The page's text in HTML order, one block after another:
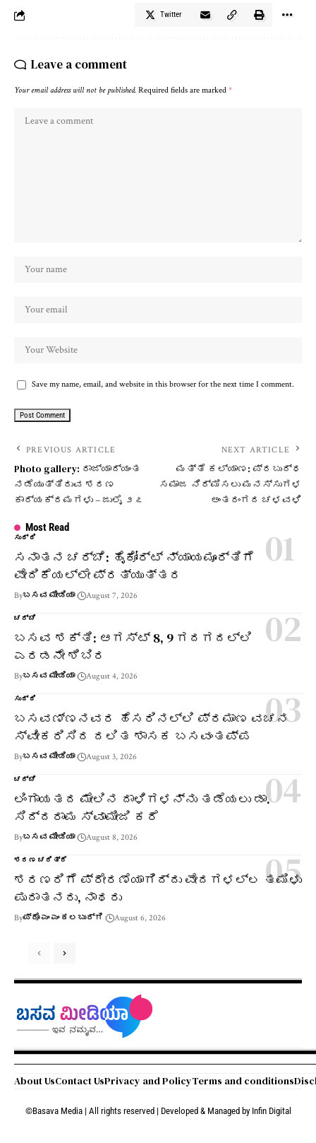
Twitter
Leave a comment
Your email address will not be published. Required fields are marked *
Save my name, email, and website in this browser for the next time I comment.
PREVIOUS ARTICLE
Photo gallery: ರಾಜ್ಯಾದ್ಯಂತ
ನಡೆಯುತ್ತಿರುವ ಶರಣ
ಕಾರ್ಯಕ್ರಮಗಳು – ಜುಲೈ ೨೭
NEXT ARTICLE
ಮತ್ತೆ ಕಲ್ಯಾಣ: ಪ್ರಬುದ್ಧ
ಸಮಾಜ ನಿರ್ಮಿಸಲು ಮನಸ್ಸುಗಳ
ಅಂತರಂಗದ ಚಳವಳಿ
Most Read
ಸುದ್ದಿ
ಸನಾತನ ಚರ್ಚೆ: ಹೈಕೋರ್ಟ್ ನ್ಯಾಯಮೂರ್ತಿಗೆ
ವೇದಿಕೆಯಲ್ಲೇ ಪ್ರತ್ಯುತ್ತರ
Byಬಸವ ಮೀಡಿಯಾ August 7, 2026
ಚರ್ಚೆ
ಬಸವ ಶಕ್ತಿ: ಆಗಸ್ಟ್ 8, 9 ಗದಗದಲ್ಲಿ
ಎರಡನೇ ಶಿಬಿರ
Byಬಸವ ಮೀಡಿಯಾ August 4, 2026
ಸುದ್ದಿ
ಬಸವಣ್ಣನವರ ಹೆಸರಿನಲ್ಲಿ ಪ್ರಮಾಣ ವಚನ
ಸ್ವೀಕರಿಸಿದ ದಲಿತ ಶಾಸಕ ಬಸವಂತಪ್ಪ
Byಬಸವ ಮೀಡಿಯಾ August 3, 2026
ಚರ್ಚೆ
ಲಿಂಗಾಯತದ ಮೇಲಿನ ದಾಳಿಗಳನ್ನು ತಡೆಯಲು ಡಾ.
ಸಿದ್ದರಾಮ ಸ್ವಾಮೀಜಿ ಕರೆ
Byಬಸವ ಮೀಡಿಯಾ August 8, 2026
ಶರಣ ಚರಿತ್ರೆ
ಶರಣರಿಗೆ ಪ್ರೇರಣೆಯಾಗಿದ್ದು ವೇದಗಳಲ್ಲ ತಮಿಳು
ಪುರಾತನರು, ನಾಥರು
Byಪ್ರೊ ಎಂ ಎಂ ಕಲಬುರ್ಗಿ August 6, 2026
About UsContact UsPrivacy and PolicyTerms and conditions
©Basava Media | All rights reserved | Developed & Managed by Infin Digital